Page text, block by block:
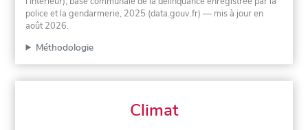
police et la gendarmerie, 2025 (data.gouv.fr) — mis à jour en
août 2026.
Méthodologie
Climat